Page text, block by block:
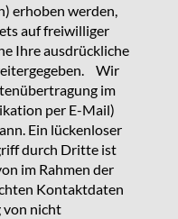
erhoben werden,
auf freiwilliger
Ihre ausdrückliche
Wir
im
per E-Mail)
Ein lückenloser
durch Dritte ist
im Rahmen der
Kontaktdaten
von nicht